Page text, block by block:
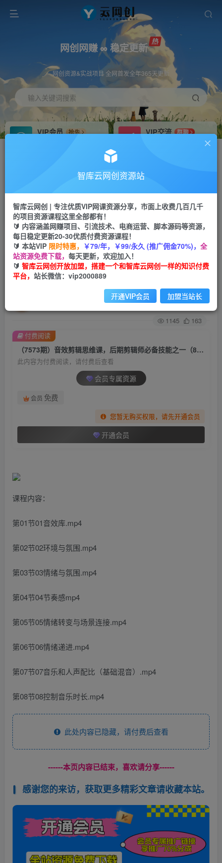
网创网赚 ∞ 稳定更新
网创资源&实战项目 全网首发全年365天更新
输入关键词搜索
VIP会员
抢先
VIP交流
群聊
研究探讨更多创业项目路子。
会员专属推广链接
网赚网创 项目
365天稳定跟新
APP下载
GO
首页 创业课程 会员专属 正文
（7573期）音效剪辑思维课，后期剪辑师必备技
能之一（8节课）
关注 私信
1145 163
（7573期）音效剪辑思维课，后期剪辑师必备技能之一（8节课）
此内容为付费阅读，请付费后查看
会员专属资源
会员 免费
您暂无购买权限，请先开通会员
开通会员
付费阅读
课程内容：
第01节01音效库.mp4
第02节02环境与氛围.mp4
第03节03情绪与氛围.mp4
第04节04节奏感mp4
第05节05情绪转变与场景连接.mp4
第06节06情绪递进.mp4
第07节07音乐和人声配比（基础混音）.mp4
第08节08控制音乐时长.mp4
此处内容已隐藏，请付费后查看
------本页内容已结束，喜欢请分享------
感谢您的来访，获取更多精彩文章请收藏本站。
智库云网创资源站
智库云网创 | 专注优质VIP网课资源分享，市面上收费几百几千
的项目资源课程这里全部都有！
🔰 内容涵盖网赚项目、引流技术、电商运营、脚本源码等资源，
每日稳定更新20-30优质付费资源课程！
🔰 本站VIP 限时特惠， ￥79/年，￥99/永久 (推广佣金70%)， 全
站资源免费下载， 每天更新，欢迎加入！
🔰 智库云网创开放加盟，搭建一个和智库云网创一样的知识付费
平台， 站长微信：vip2000889
开通VIP会员 加盟当站长